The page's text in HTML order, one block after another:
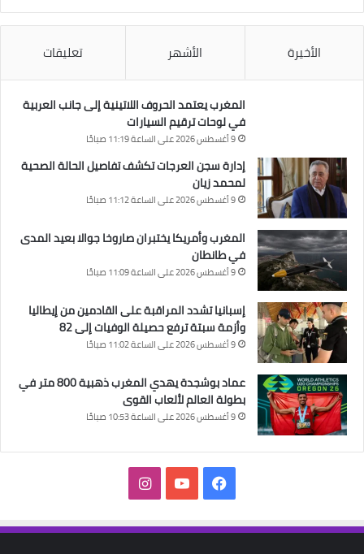
الأخيرة الأشهر تعليقات
المغرب يعتمد الحروف اللاتينية إلى جانب العربية
في لوحات ترقيم السيارات
9 أغسطس 2026 على الساعة 11:19 صباحًا
إدارة سجن العرجات تكشف تفاصيل الحالة الصحية
لمحمد زيان
9 أغسطس 2026 على الساعة 11:12 صباحًا
المغرب وأمريكا يختبران صاروخا جوالا بعيد المدى
في طانطان
9 أغسطس 2026 على الساعة 11:09 صباحًا
إسبانيا تشدد المراقبة على القادمين من إيطاليا
وأزمة سبتة ترفع حصيلة الوفيات إلى 82
9 أغسطس 2026 على الساعة 11:02 صباحًا
عماد بوشجدة يهدي المغرب ذهبية 800 متر في
بطولة العالم لألعاب القوى
9 أغسطس 2026 على الساعة 10:53 صباحًا
فيسبوك‫YouTubeانستقرام